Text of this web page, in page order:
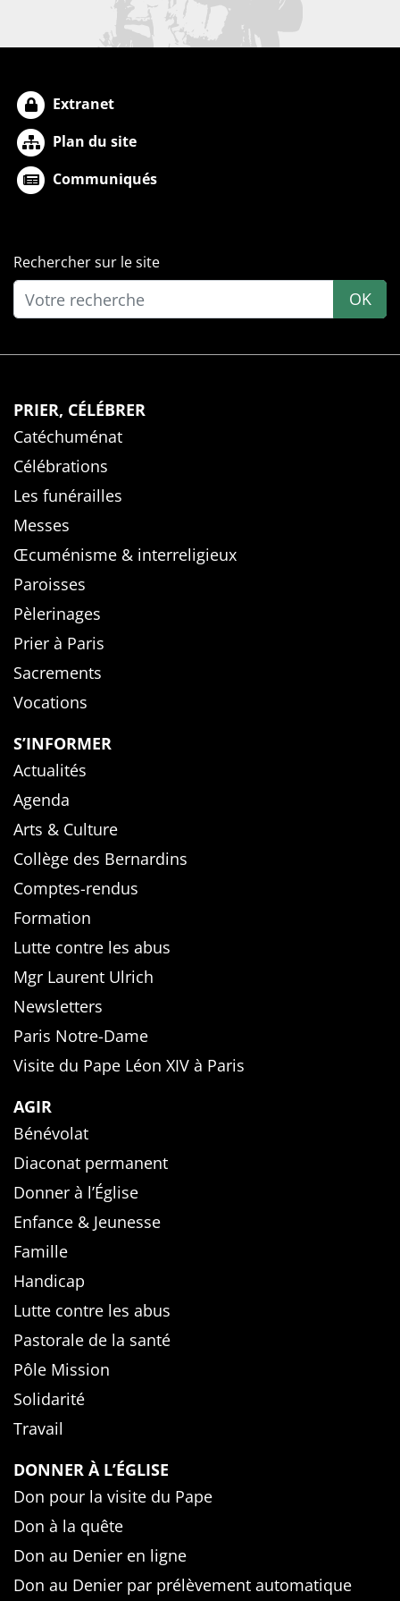
Extranet
Plan du site
Communiqués
Rechercher sur le site
OK
PRIER, CÉLÉBRER
Catéchuménat
Célébrations
Les funérailles
Messes
Œcuménisme & interreligieux
Paroisses
Pèlerinages
Prier à Paris
Sacrements
Vocations
S’INFORMER
Actualités
Agenda
Arts & Culture
Collège des Bernardins
Comptes-rendus
Formation
Lutte contre les abus
Mgr Laurent Ulrich
Newsletters
Paris Notre-Dame
Visite du Pape Léon XIV à Paris
AGIR
Bénévolat
Diaconat permanent
Donner à l’Église
Enfance & Jeunesse
Famille
Handicap
Lutte contre les abus
Pastorale de la santé
Pôle Mission
Solidarité
Travail
DONNER À L’ÉGLISE
Don pour la visite du Pape
Don à la quête
Don au Denier en ligne
Don au Denier par prélèvement automatique